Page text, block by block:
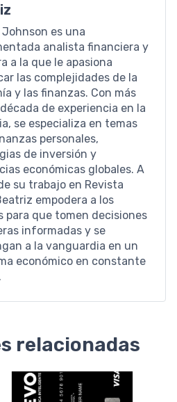
es una
analista financiera y
a la que le apasiona
las complejidades de la
y las finanzas. Con más
de experiencia en la
se especializa en temas
personales,
de inversión y
económicas globales. A
su trabajo en Revista
empodera a los
para que tomen decisiones
informadas y se
a la vanguardia en un
económico en constante
relacionadas